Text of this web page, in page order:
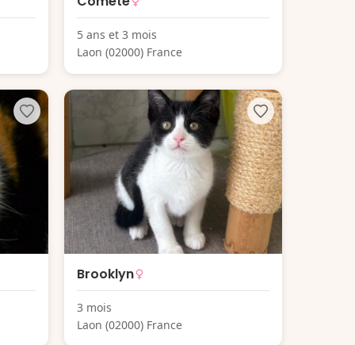
5 ans et 3 mois
Laon (02000) France
Brooklyn
3 mois
Laon (02000) France